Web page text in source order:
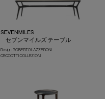
SEVENMILES
セブンマイルズ テーブル
Design : ROBERTO LAZZERONI
CECCOTTI COLLEZIONI